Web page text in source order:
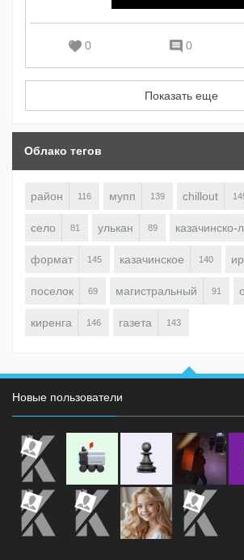
0 0
Показать еще
Облако тегов
район 116 мупп 139 chillout
село 81 улькан 89 казачинско-
формат 145 казачинское 140
поселок 69 магистральный 91
киренга 146 газета 143
Новые пользователи